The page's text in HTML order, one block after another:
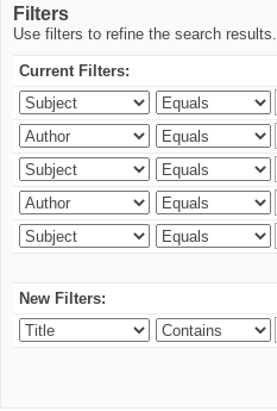
Filters
Use filters to refine the search results.
Current Filters:
New Filters: